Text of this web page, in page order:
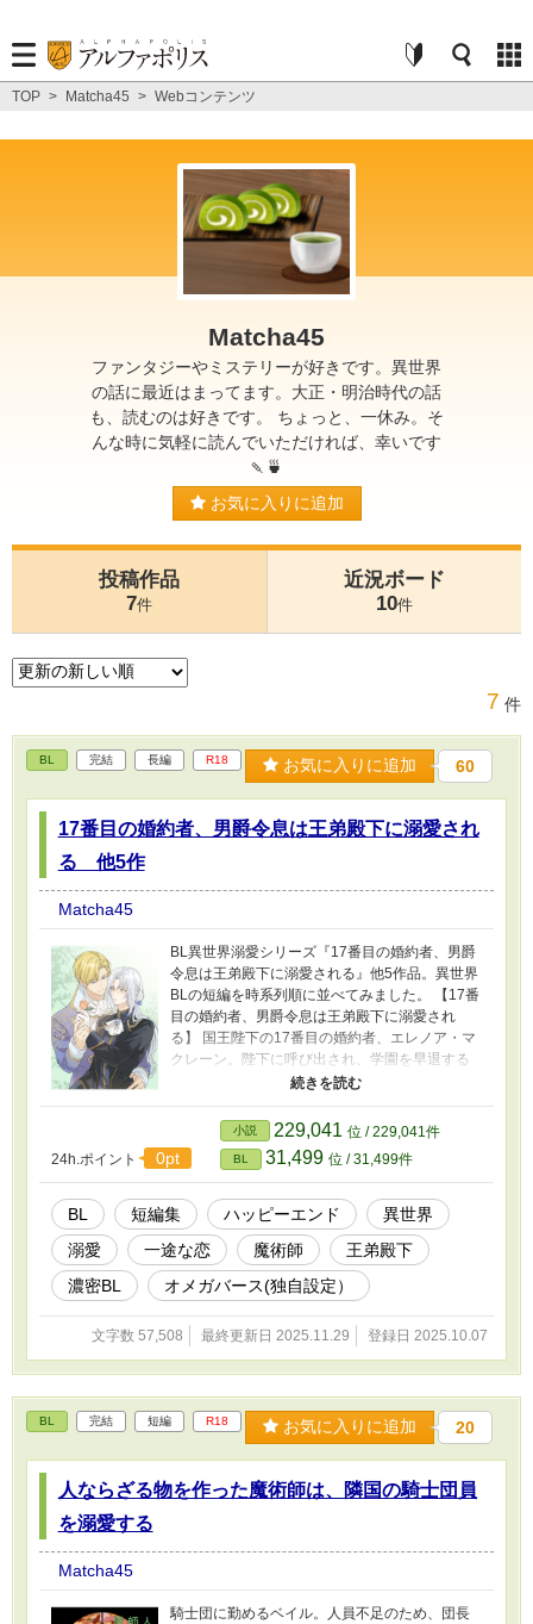
TOP > Matcha45 > Webコンテンツ
Matcha45
ファンタジーやミステリーが好きです。異世界
の話に最近はまってます。大正・明治時代の話
も、読むのは好きです。 ちょっと、一休み。そ
んな時に気軽に読んでいただければ、幸いです
🍡🍵
お気に入りに追加
投稿作品
7件
近況ボード
10件
7 件
BL 完結 長編 R18 お気に入りに追加 60
17番目の婚約者、男爵令息は王弟殿下に溺愛され
る 他5作
Matcha45
BL異世界溺愛シリーズ『17番目の婚約者、男爵
令息は王弟殿下に溺愛される』他5作品。異世界
BLの短編を時系列順に並べてみました。 【17番
目の婚約者、男爵令息は王弟殿下に溺愛され
る】 国王陛下の17番目の婚約者、エレノア・マ
クレーン。陛下に呼び出され、学園を早退する
も陛下は執務室で第5王妃と面会中。もともと研
にしようとする。そんな時、王弟殿下がやさし
く声をかけて来て……。 【宰相閣下はコミュ症
の天才魔術師を溺愛する】 ある日、父から職場
に一通の手紙が届く。手紙の内容は婚約者が決
まったというもの。急に出来た22歳年上の婚約
者に戸惑いつつも、受け入れざるを得なかった
僕は、彼と会って話す内に……。 ※イラストは
第三章の『王弟殿下は庭師である公爵令息を溺
愛する』深浦 裕さん作 ※旧タイトル：BL異世界
溺愛シリーズ『異世界ルーヴル』 ※一部、加筆
修正をしております。 ※には、R-18の内容が含
まれております。 #年下攻め #身代わり #一目惚
れ #婚約 #執着 #辺境の地
24h.ポイント 0pt
小説 229,041 位 / 229,041件
BL 31,499 位 / 31,499件
BL 短編集 ハッピーエンド
異世界
溺愛
一途な恋 魔術師
王弟殿下
濃密BL
オメガバース(独自設定）
文字数 57,508 最終更新日 2025.11.29 登録日 2025.10.07
BL 完結 短編 R18 お気に入りに追加 20
人ならざる物を作った魔術師は、隣国の騎士団員
を溺愛する
Matcha45
騎士団に勤めるベイル。人員不足のため、団長